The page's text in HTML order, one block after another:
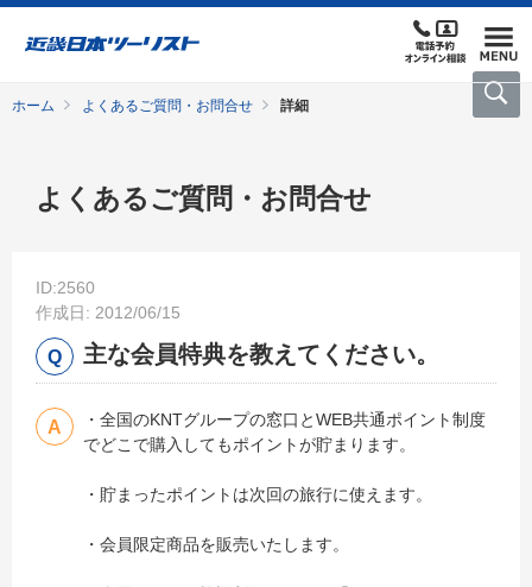
ホーム よくあるご質問・お問合せ 詳細
よくあるご質問・お問合せ
ID:2560
作成日: 2012/06/15
主な会員特典を教えてください。
・全国のKNTグループの窓口とWEB共通ポイント制度
でどこで購入してもポイントが貯まります。
・貯まったポイントは次回の旅行に使えます。
・会員限定商品を販売いたします。